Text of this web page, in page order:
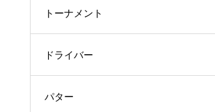
トーナメント
ドライバー
パター